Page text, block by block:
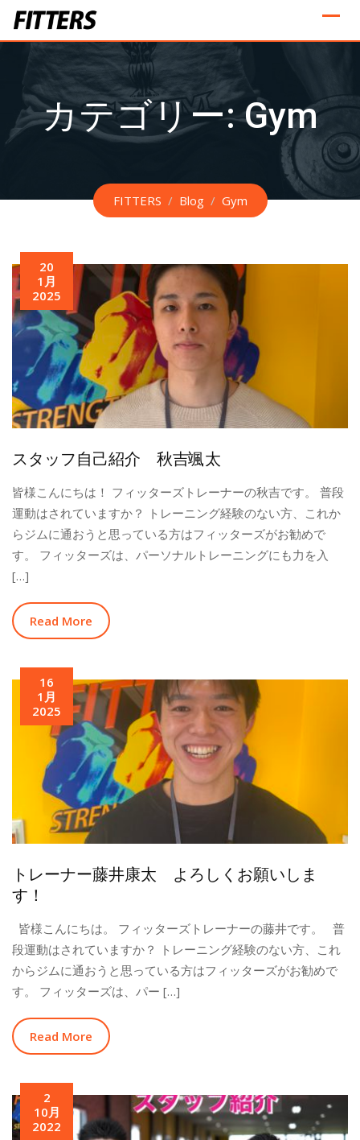
Skip
content
カテゴリー:Gym
FITTERS / Blog / Gym
20
1月
2025
スタッフ自己紹介 秋吉颯太
皆様こんにちは！ フィッターズトレーナーの秋吉です。 普段
運動はされていますか？ トレーニング経験のない方、これか
らジムに通おうと思っている方はフィッターズがお勧めで
す。 フィッターズは、パーソナルトレーニングにも力を入
[…]
Read More
16
1月
2025
トレーナー藤井康太 よろしくお願いしま
す！
皆様こんにちは。 フィッターズトレーナーの藤井です。 普
段運動はされていますか？ トレーニング経験のない方、これ
からジムに通おうと思っている方はフィッターズがお勧めで
す。 フィッターズは、パー […]
Read More
2
10月
2022